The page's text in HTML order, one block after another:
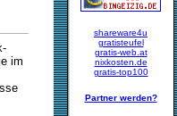
im
shareware4u
gratisteufel
gratis-web.at
nixkosten.de
gratis-top100
Partner werden?